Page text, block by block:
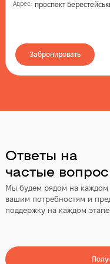
Адрес: проспект
Забронировать
Ответы на
частые
Мы будем рядом на каждом
вашим потребностям и
поддержку на каждом этапе.